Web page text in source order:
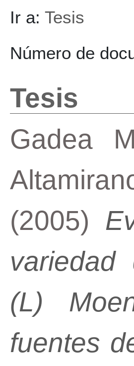
Ir a: Tesis
Número de
Tesis
Gadea
(2005)
(L)
fuentes